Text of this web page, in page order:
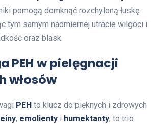
pomogą domknąć rozchyloną łuskę
tym samym nadmiernej utracie wilgoci i
oraz blask.
PEH w pielęgnacji
włosów
PEH to klucz do pięknych i zdrowych
, emolienty i humektanty, to trio